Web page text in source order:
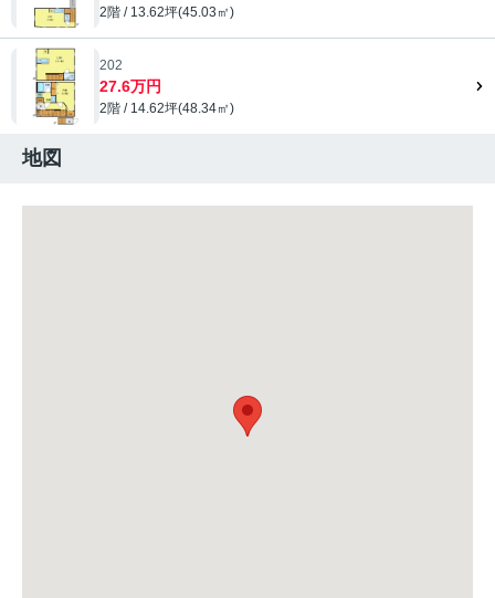
2階 / 13.62坪(45.03㎡)
202
27.6万円
2階 / 14.62坪(48.34㎡)
地図